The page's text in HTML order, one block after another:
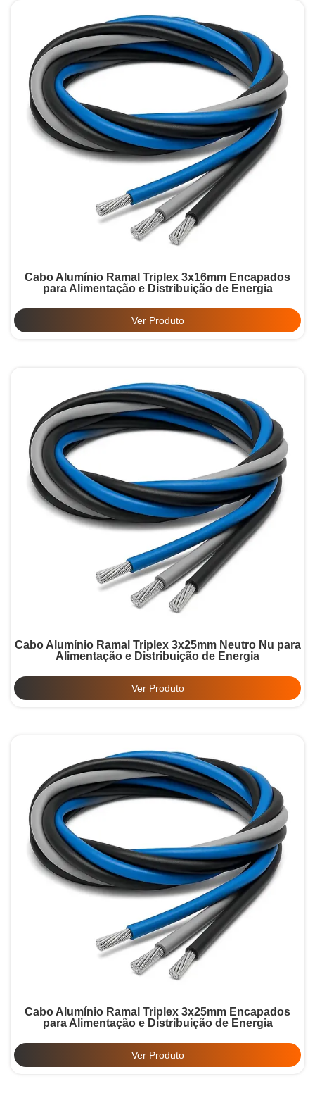
Cabo Alumínio Ramal Triplex 3x16mm Encapados
para Alimentação e Distribuição de Energia
Ver Produto
Cabo Alumínio Ramal Triplex 3x25mm Neutro Nu para
Alimentação e Distribuição de Energia
Ver Produto
Cabo Alumínio Ramal Triplex 3x25mm Encapados
para Alimentação e Distribuição de Energia
Ver Produto